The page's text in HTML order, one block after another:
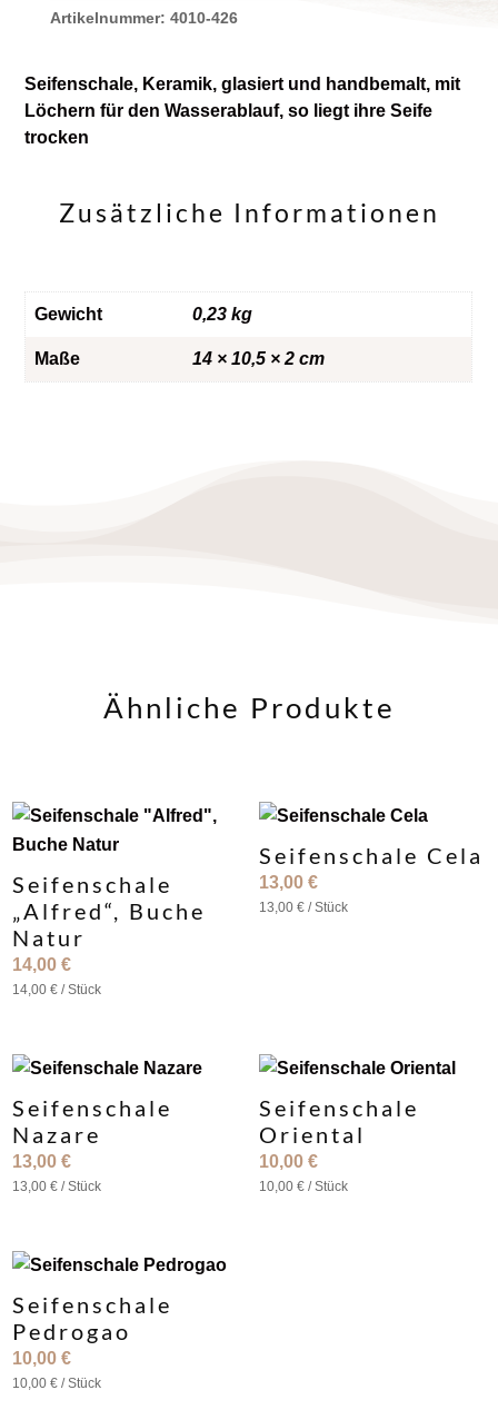
Artikelnummer: 4010-426
Seifenschale, Keramik, glasiert und handbemalt, mit
Löchern für den Wasserablauf, so liegt ihre Seife
trocken
Zusätzliche Informationen
Gewicht 0,23 kg
Maße 14 × 10,5 × 2 cm
Ähnliche Produkte
Seifenschale
„Alfred“, Buche
Natur
14,00€
14,00€ /Stück
Seifenschale Cela
13,00 €
13,00 €/Stück
Seifenschale
Nazare
13,00€
13,00€ /Stück
Seifenschale
Oriental
10,00 €
10,00 €/Stück
Seifenschale
Pedrogao
10,00€
10,00€ /Stück